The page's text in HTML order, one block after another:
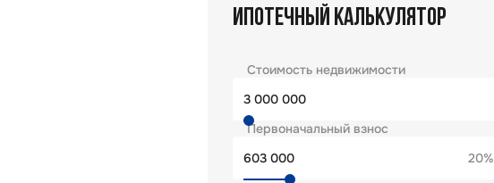
ИПОТЕЧНЫЙ КАЛЬКУЛЯТОР
Стоимость недвижимости
Первоначальный взнос
20%